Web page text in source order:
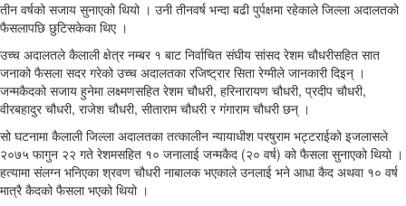
तीन वर्षको सजाय सुनाएको थियो । उनी तीनवर्ष भन्दा बढी पुर्पक्षमा रहेकाले जिल्ला अदालतको
फैसलापछि छुटिसकेका थिए ।
उच्च अदालतले कैलाली क्षेत्र नम्बर १ बाट निर्वाचित संघीय सांसद रेशम चौधरीसहित सात
जनाको फैसला सदर गरेको उच्च अदालतका रजिष्ट्रार सिता रेग्मीले जानकारी दिइन् ।
जन्मकैदको सजाय हुनेमा लक्ष्मणसहित रेशम चौधरी, हरिनारायण चौधरी, प्रदीप चौधरी,
वीरबहादुर चौधरी, राजेश चौधरी, सीताराम चौधरी र गंगाराम चौधरी छन् ।
सो घटनामा कैलाली जिल्ला अदालतका तत्कालीन न्यायाधीश परषुराम भट्टराईको इजलासले
२०७५ फागुन २२ गते रेशमसहित १० जनालाई जन्मकैद (२० वर्ष) को फैसला सुनाएको थियो ।
हत्यामा संलग्न भनिएका श्रवण चौधरी नाबालक भएकाले उनलाई भने आधा कैद अथवा १० वर्ष
मात्रै कैदको फैसला भएको थियो ।